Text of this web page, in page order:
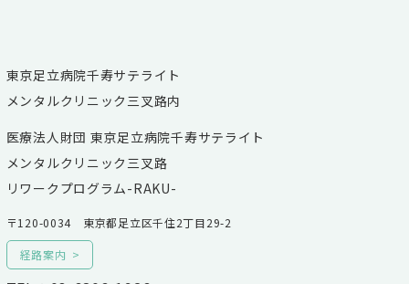
東京足立病院千寿サテライト
メンタルクリニック三叉路内
医療法人財団 東京足立病院千寿サテライト
メンタルクリニック三叉路
リワークプログラム-RAKU-
〒120-0034 東京都足立区千住2丁目29-2
経路案内